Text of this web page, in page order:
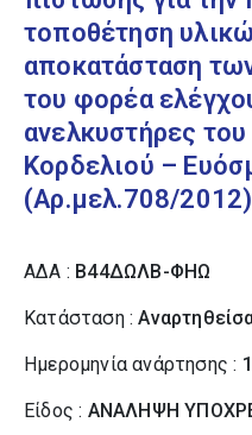
τοποθέτηση
αποκατάσταση
του φορέα
ανελκυστήρες
Κορδελιού –
(Αρ.μελ.708/
ΑΔΑ : Β44ΔΩΛΒ-ΦΗΩ
Κατάσταση :
Ημερομηνία ανάρτησης :
Είδος : ΑΝΑΛΗΨΗ